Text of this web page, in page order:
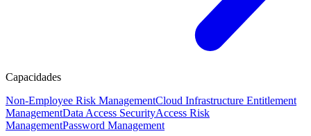
Capacidades
Non-Employee Risk ManagementCloud Infrastructure Entitlement
ManagementData Access SecurityAccess Risk
ManagementPassword Management